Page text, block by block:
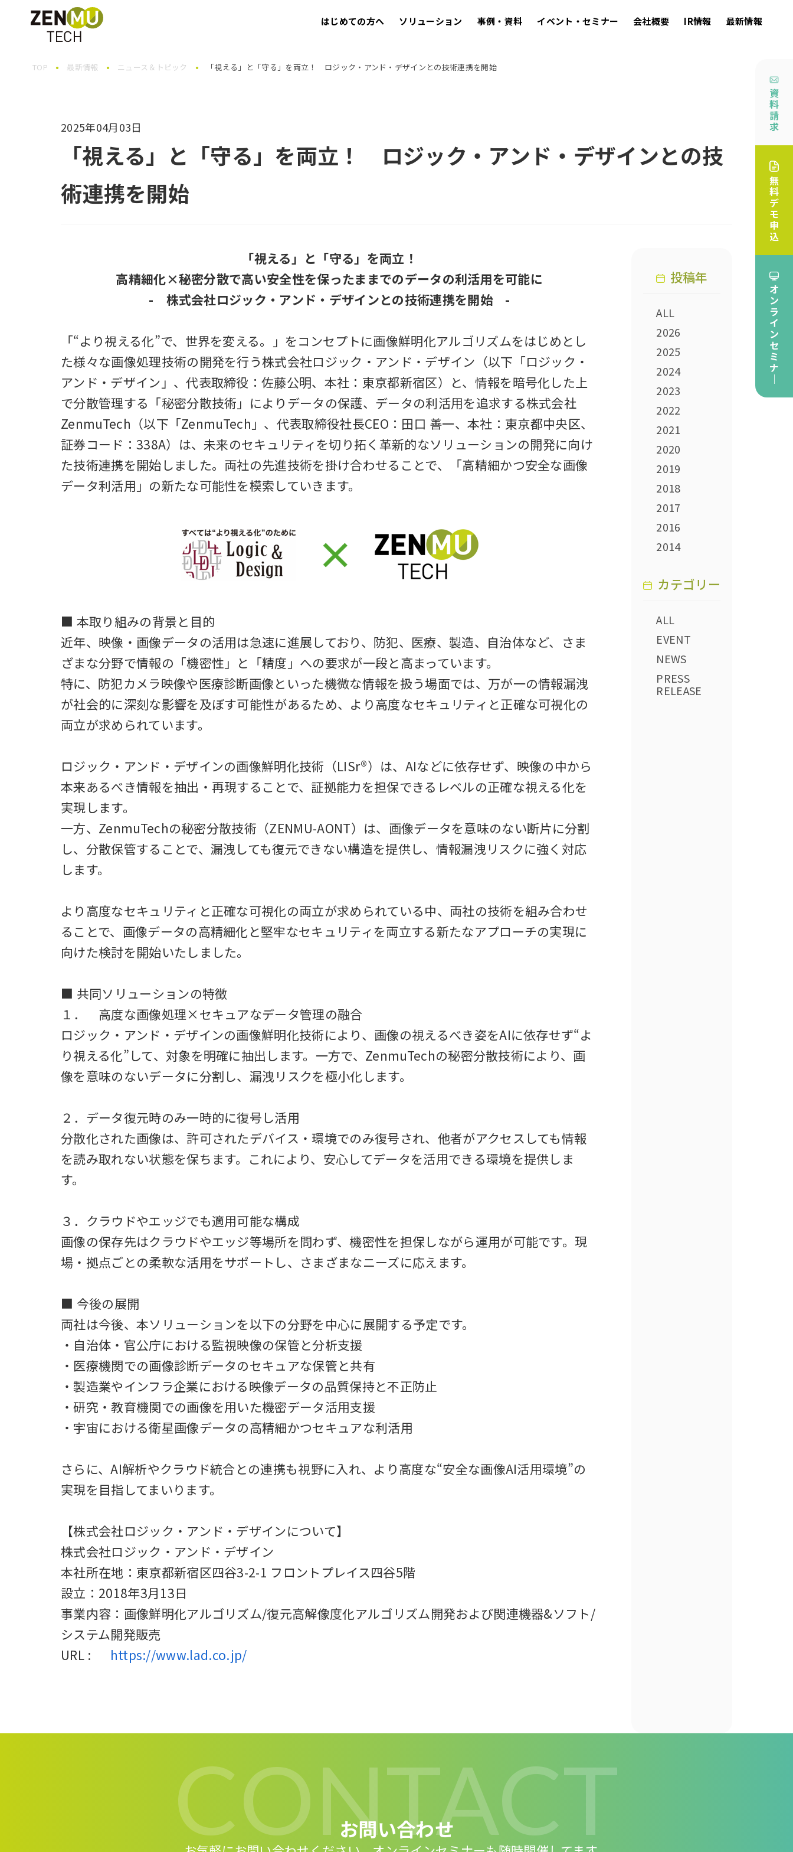
はじめての方へ ソリューション 事例・資料 イベント・セミナー 会社概要 IR情報 最新情報
TOP 最新情報 ニュース＆トピック 「視える」と「守る」を両立！ ロジック・アンド・デザインとの技術連携を開始
2025年04月03日
「視える」と「守る」を両立！ ロジック・アンド・デザインとの技
術連携を開始
「視える」と「守る」を両立！
高精細化×秘密分散で高い安全性を保ったままでのデータの利活用を可能に
- 株式会社ロジック・アンド・デザインとの技術連携を開始 -
「“より視える化”で、世界を変える。」をコンセプトに画像鮮明化アルゴリズムをはじめとし
た様々な画像処理技術の開発を行う株式会社ロジック・アンド・デザイン（以下「ロジック・
アンド・デザイン」、代表取締役：佐藤公明、本社：東京都新宿区）と、情報を暗号化した上
で分散管理する「秘密分散技術」によりデータの保護、データの利活用を追求する株式会社
ZenmuTech（以下「ZenmuTech」、代表取締役社長CEO：田口 善一、本社：東京都中央区、
証券コード：338A）は、未来のセキュリティを切り拓く革新的なソリューションの開発に向け
た技術連携を開始しました。両社の先進技術を掛け合わせることで、「高精細かつ安全な画像
データ利活用」の新たな可能性を模索していきます。
■ 本取り組みの背景と目的
近年、映像・画像データの活用は急速に進展しており、防犯、医療、製造、自治体など、さま
ざまな分野で情報の「機密性」と「精度」への要求が一段と高まっています。
特に、防犯カメラ映像や医療診断画像といった機微な情報を扱う場面では、万が一の情報漏洩
が社会的に深刻な影響を及ぼす可能性があるため、より高度なセキュリティと正確な可視化の
両立が求められています。
ロジック・アンド・デザインの画像鮮明化技術（LISr®）は、AIなどに依存せず、映像の中から
本来あるべき情報を抽出・再現することで、証拠能力を担保できるレベルの正確な視える化を
実現します。
一方、ZenmuTechの秘密分散技術（ZENMU-AONT）は、画像データを意味のない断片に分割
し、分散保管することで、漏洩しても復元できない構造を提供し、情報漏洩リスクに強く対応
します。
より高度なセキュリティと正確な可視化の両立が求められている中、両社の技術を組み合わせ
ることで、画像データの高精細化と堅牢なセキュリティを両立する新たなアプローチの実現に
向けた検討を開始いたしました。
■ 共同ソリューションの特徴
１． 高度な画像処理×セキュアなデータ管理の融合
ロジック・アンド・デザインの画像鮮明化技術により、画像の視えるべき姿をAIに依存せず“よ
り視える化”して、対象を明確に抽出します。一方で、ZenmuTechの秘密分散技術により、画
像を意味のないデータに分割し、漏洩リスクを極小化します。
２．データ復元時のみ一時的に復号し活用
分散化された画像は、許可されたデバイス・環境でのみ復号され、他者がアクセスしても情報
を読み取れない状態を保ちます。これにより、安心してデータを活用できる環境を提供しま
す。
３．クラウドやエッジでも適用可能な構成
画像の保存先はクラウドやエッジ等場所を問わず、機密性を担保しながら運用が可能です。現
場・拠点ごとの柔軟な活用をサポートし、さまざまなニーズに応えます。
■ 今後の展開
両社は今後、本ソリューションを以下の分野を中心に展開する予定です。
・自治体・官公庁における監視映像の保管と分析支援
・医療機関での画像診断データのセキュアな保管と共有
・製造業やインフラ企業における映像データの品質保持と不正防止
・研究・教育機関での画像を用いた機密データ活用支援
・宇宙における衛星画像データの高精細かつセキュアな利活用
さらに、AI解析やクラウド統合との連携も視野に入れ、より高度な“安全な画像AI活用環境”の
実現を目指してまいります。
【株式会社ロジック・アンド・デザインについて】
株式会社ロジック・アンド・デザイン
本社所在地：東京都新宿区四谷3-2-1 フロントプレイス四谷5階
設立：2018年3月13日
事業内容：画像鮮明化アルゴリズム/復元高解像度化アルゴリズム開発および関連機器&ソフト/
システム開発販売
URL : https://www.lad.co.jp/
投稿年
ALL
2026
2025
2024
2023
2022
2021
2020
2019
2018
2017
2016
2014
カテゴリー
ALL
EVENT
NEWS
PRESS
RELEASE
資
料
請
求
無
料
デ
モ
申
込
オ
ン
ラ
イ
ン
セ
ミ
ナ
｜
CONTACT
お問い合わせ